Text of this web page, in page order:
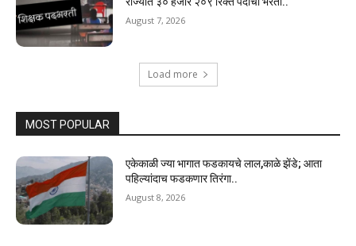
August 7, 2026
Load more
MOST POPULAR
एकेकाळी ज्या भागात फडकायचे लाल,काळे झेंडे; आता
पहिल्यांदाच फडकणार तिरंगा..
August 8, 2026